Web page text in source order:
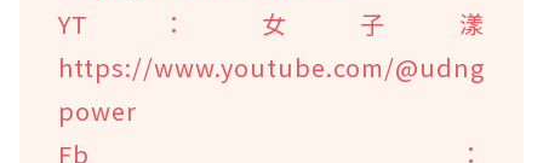
YT：女子漾
https://www.youtube.com/@udng
power
Fb：